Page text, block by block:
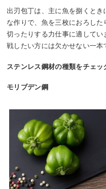
出刃包丁は、主に魚を捌くと
な作りで、魚を三枚におろし
切ったりする力仕事に適して
戦したい方には欠かせない一本
ステンレス鋼材の種類をチェッ
モリブデン鋼